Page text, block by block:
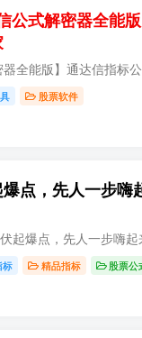
公式解密器全能
股票软件
爆点，先人一步
起爆点，先人一步嗨
标 精品指标 股票公